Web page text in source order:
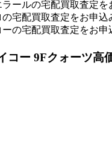
ールの宅配買取査定を
宅配買取査定をお申込
の宅配買取査定をお申
コー 9Fクォーツ高